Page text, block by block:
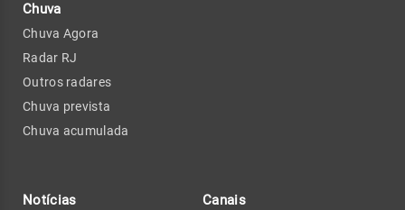
Chuva
Chuva Agora
Radar RJ
Outros radares
Chuva prevista
Chuva acumulada
Notícias Canais